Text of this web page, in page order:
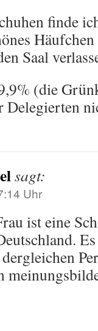
finde
Saal
(die
Delegierten
sagt:
Uhr
ist eine